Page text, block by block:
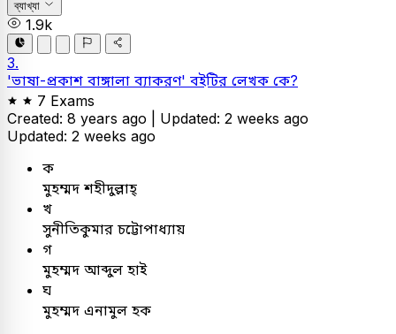
ব্যাখ্যা
1.9k
3.
'ভাষা-প্রকাশ বাঙ্গালা ব্যাকরণ' বইটির লেখক কে?
7 Exams
Created: 8 years ago | Updated: 2 weeks ago
Updated: 2 weeks ago
ক
মুহম্মদ শহীদুল্লাহ্‌
খ
সুনীতিকুমার চট্টোপাধ্যায়
গ
মুহম্মদ আব্দুল হাই
ঘ
মুহম্মদ এনামুল হক